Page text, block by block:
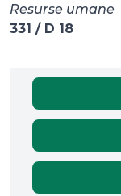
Resurse umane
331 / D 18